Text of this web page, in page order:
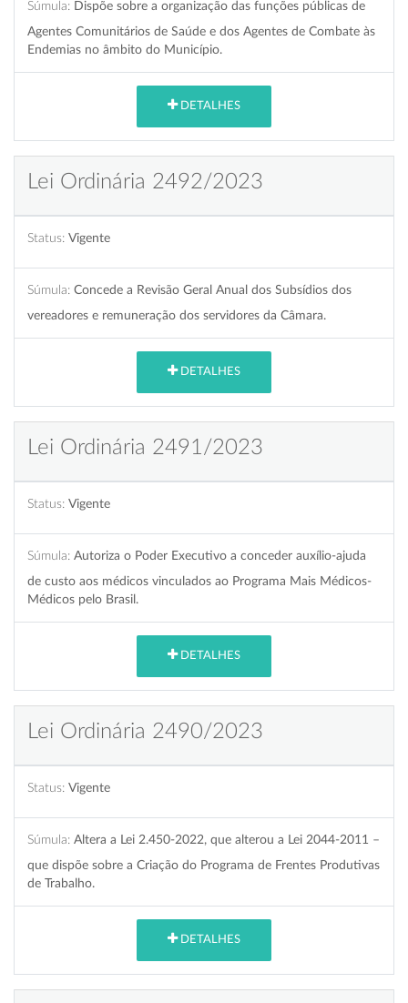
Súmula: Dispõe sobre a organização das funções públicas de
Agentes Comunitários de Saúde e dos Agentes de Combate às
Endemias no âmbito do Município.
DETALHES
Lei Ordinária 2492/2023
Status: Vigente
Súmula: Concede a Revisão Geral Anual dos Subsídios dos
vereadores e remuneração dos servidores da Câmara.
DETALHES
Lei Ordinária 2491/2023
Status: Vigente
Súmula: Autoriza o Poder Executivo a conceder auxílio-ajuda
de custo aos médicos vinculados ao Programa Mais Médicos-
Médicos pelo Brasil.
DETALHES
Lei Ordinária 2490/2023
Status: Vigente
Súmula: Altera a Lei 2.450-2022, que alterou a Lei 2044-2011 –
que dispõe sobre a Criação do Programa de Frentes Produtivas
de Trabalho.
DETALHES